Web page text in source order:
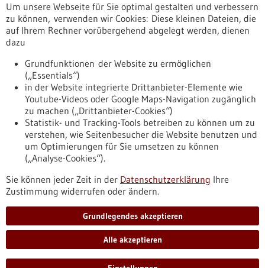
Erscheinungsdatum
Nach oben
Informiert bleiben
Newsletter abonnieren
Um unsere Webseite für Sie optimal gestalten und verbessern
zu können, verwenden wir Cookies: Diese kleinen Dateien, die
auf Ihrem Rechner vorübergehend abgelegt werden, dienen
dazu
Grundfunktionen der Website zu ermöglichen
(„Essentials“)
in der Website integrierte Drittanbieter-Elemente wie
Youtube-Videos oder Google Maps-Navigation zugänglich
zu machen („Drittanbieter-Cookies“)
Statistik- und Tracking-Tools betreiben zu können um zu
verstehen, wie Seitenbesucher die Website benutzen und
um Optimierungen für Sie umsetzen zu können
(„Analyse-Cookies“).
Sie können jeder Zeit in der Datenschutzerklärung Ihre
Zustimmung widerrufen oder ändern.
Grundlegendes akzeptieren
Alle akzeptieren